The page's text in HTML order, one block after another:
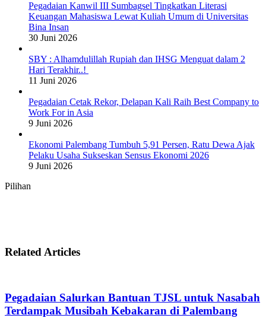
Pegadaian Kanwil III Sumbagsel Tingkatkan Literasi
Keuangan Mahasiswa Lewat Kuliah Umum di Universitas
Bina Insan
30 Juni 2026
SBY : Alhamdulillah Rupiah dan IHSG Menguat dalam 2
Hari Terakhir..!
11 Juni 2026
Pegadaian Cetak Rekor, Delapan Kali Raih Best Company to
Work For in Asia
9 Juni 2026
Ekonomi Palembang Tumbuh 5,91 Persen, Ratu Dewa Ajak
Pelaku Usaha Sukseskan Sensus Ekonomi 2026
9 Juni 2026
Pilihan
Related Articles
Pegadaian Salurkan Bantuan TJSL untuk Nasabah
Terdampak Musibah Kebakaran di Palembang